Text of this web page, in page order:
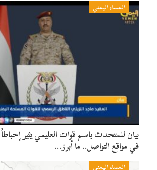
المساء اليمني
بيان للمتحدث باسم قوات العليمي يثير
في مواقع التواصل.. ما أبرز…
المساء اليمني